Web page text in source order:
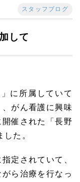
スタッフブログ
して
に所属していて
がん看護に興味
催された「長野
た。
定されていて、
ら治療を行なっ